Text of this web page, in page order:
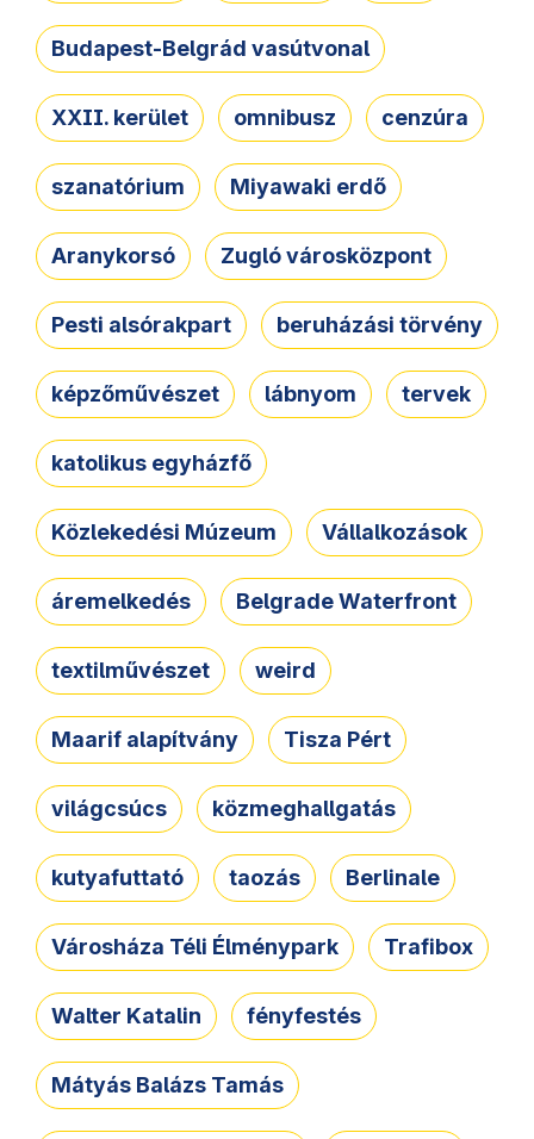
Budapest-Belgrád vasútvonal
XXII. kerület omnibusz cenzúra
szanatórium Miyawaki erdő
Aranykorsó Zugló városközpont
Pesti alsórakpart beruházási törvény
képzőművészet lábnyom tervek
katolikus egyházfő
Közlekedési Múzeum Vállalkozások
áremelkedés Belgrade Waterfront
textilművészet weird
Maarif alapítvány Tisza Pért
világcsúcs közmeghallgatás
kutyafuttató taozás Berlinale
Városháza Téli Élménypark Trafibox
Walter Katalin fényfestés
Mátyás Balázs Tamás